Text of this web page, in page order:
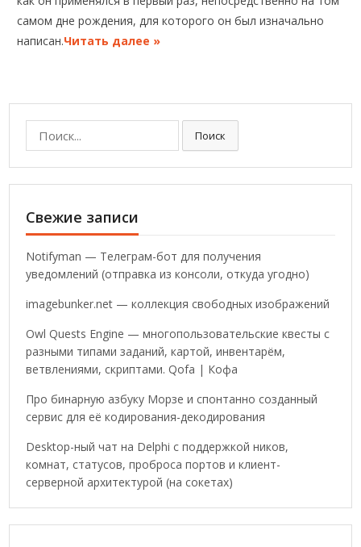
самом дне рождения, для которого он был изначально
написан.Читать далее »
Поиск
Свежие записи
Notifyman — Телеграм-бот для получения
уведомлений (отправка из консоли, откуда угодно)
imagebunker.net — коллекция свободных изображений
Owl Quests Engine — многопользовательские квесты с
разными типами заданий, картой, инвентарём,
ветвлениями, скриптами. Qofa | Кофа
Про бинарную азбуку Морзе и спонтанно созданный
сервис для её кодирования-декодирования
Desktop-ный чат на Delphi с поддержкой ников,
комнат, статусов, проброса портов и клиент-
серверной архитектурой (на сокетах)